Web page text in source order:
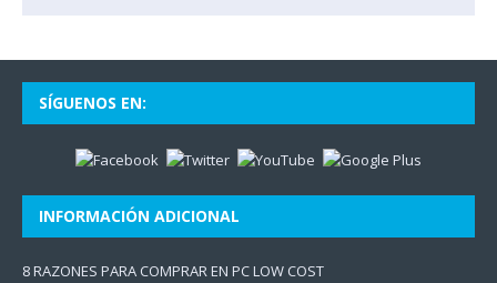
SÍGUENOS EN:
INFORMACIÓN ADICIONAL
8 RAZONES PARA COMPRAR EN PC LOW COST